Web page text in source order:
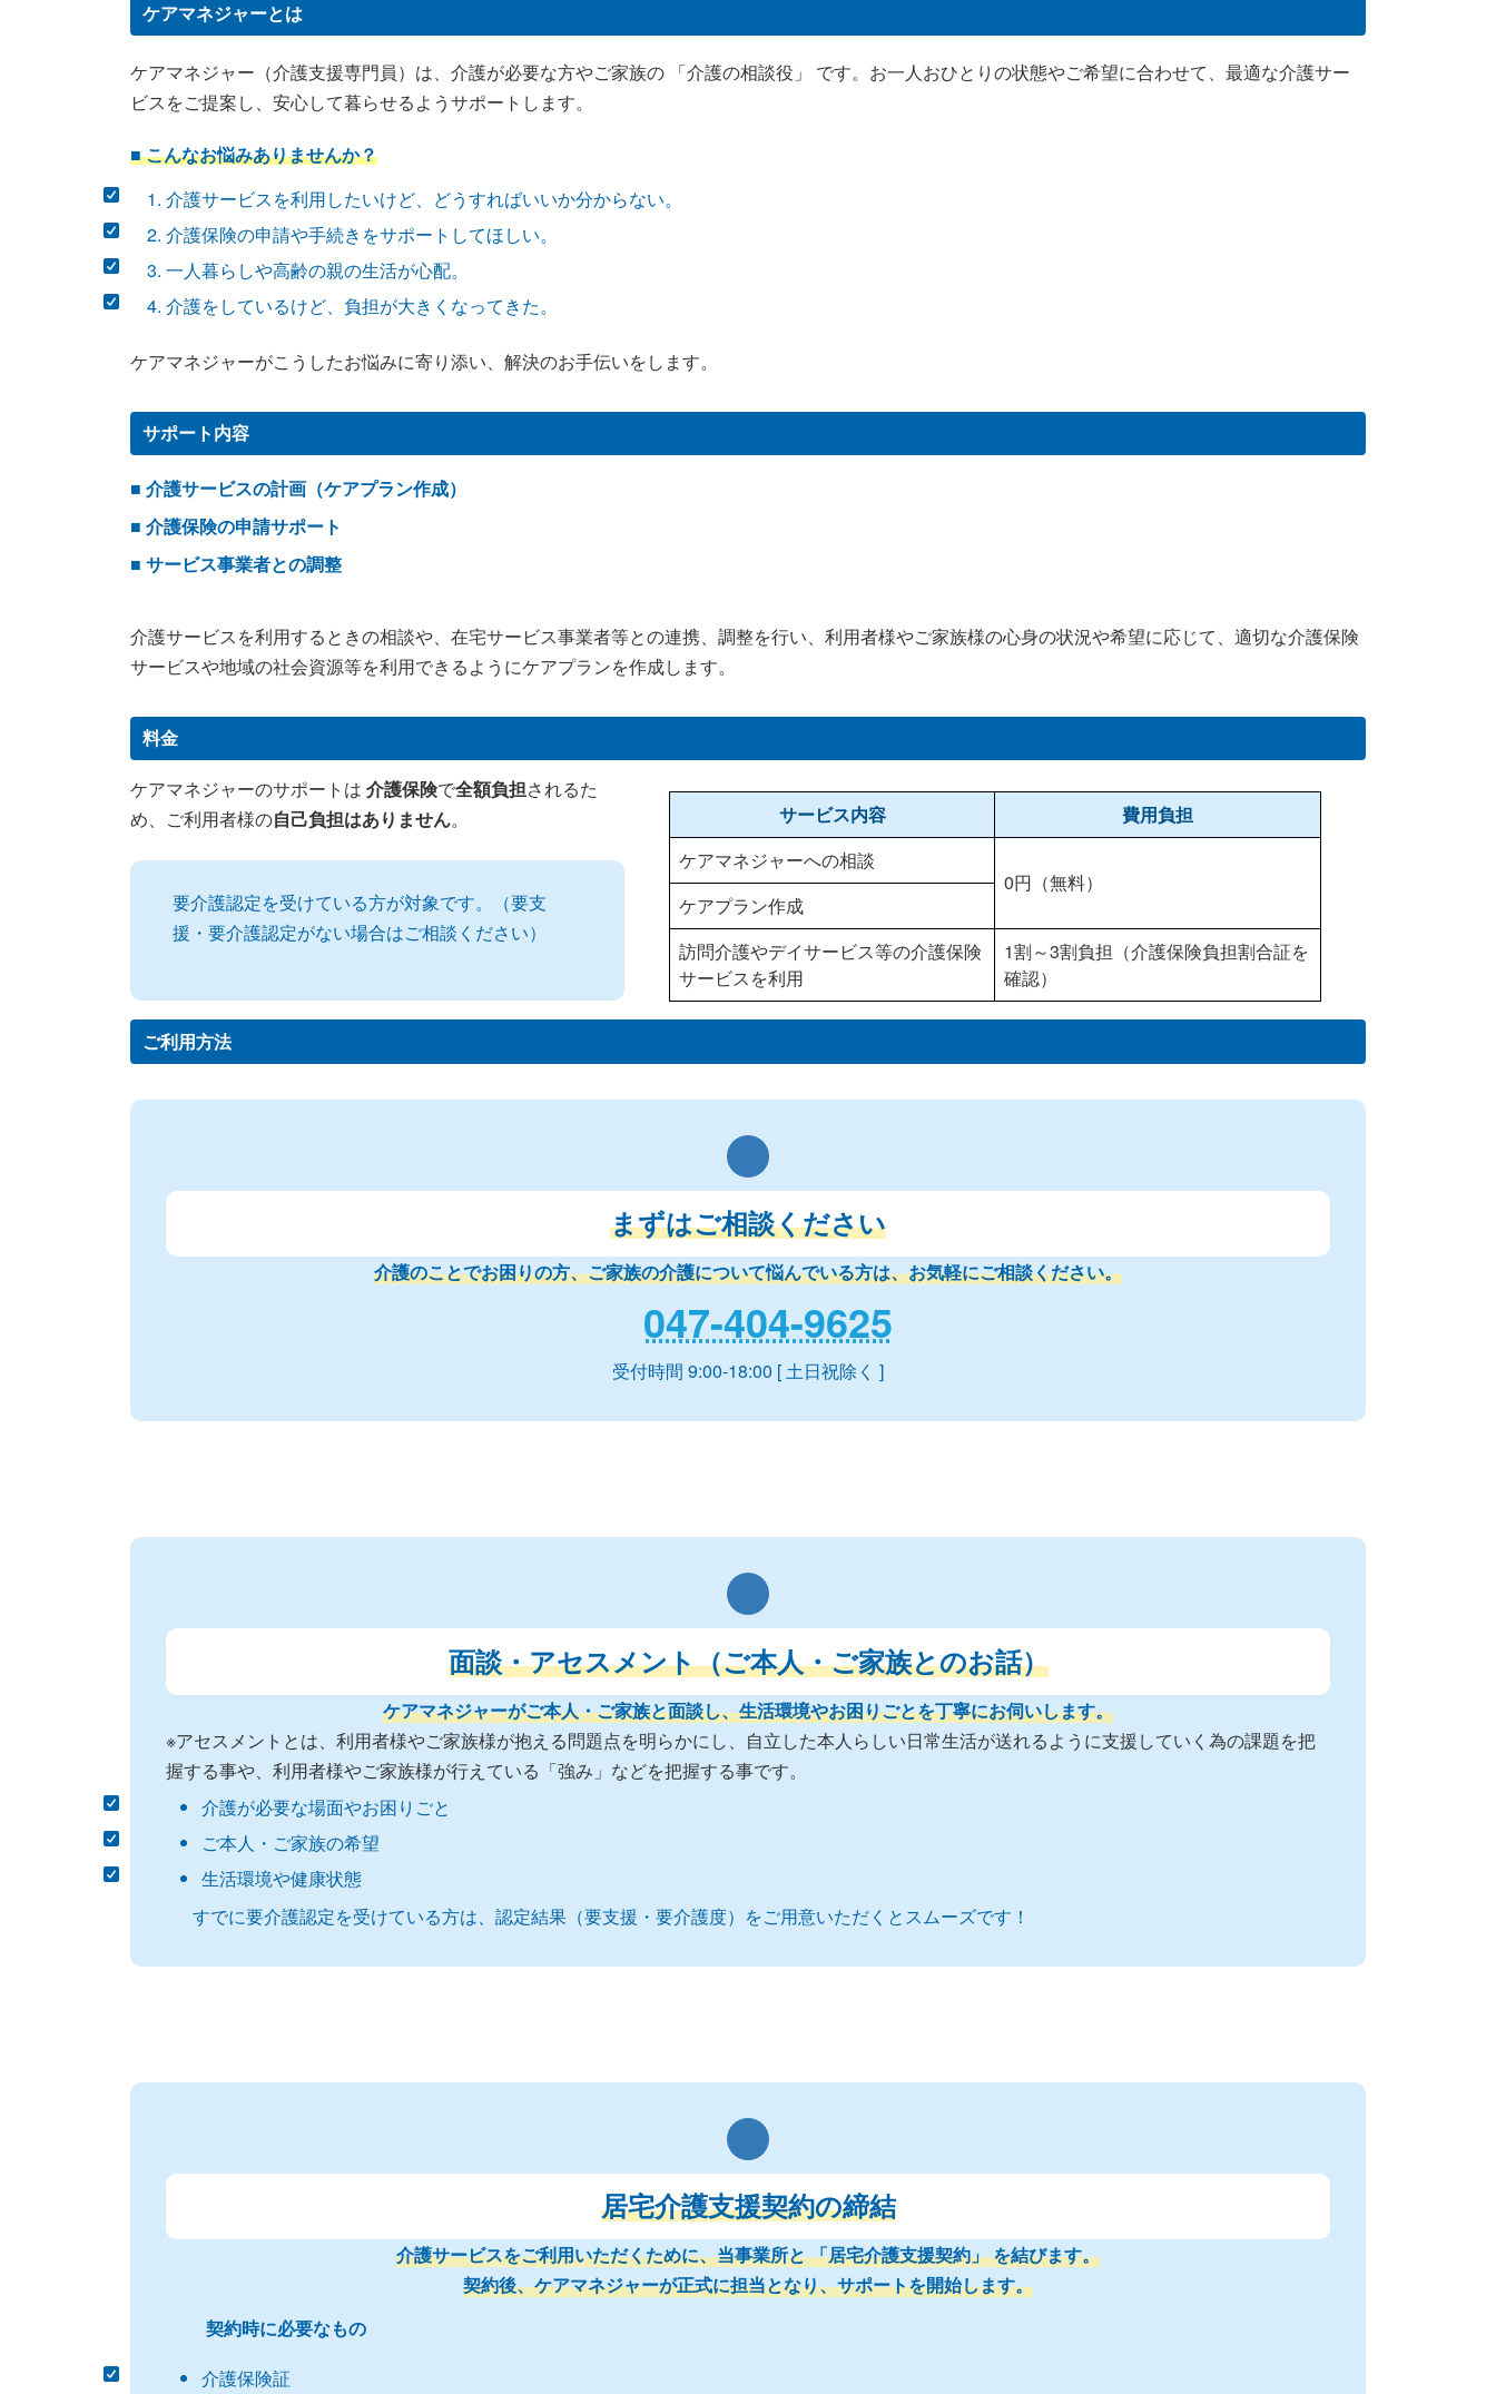
ケアマネジャーとは
ケアマネジャー（介護支援専門員）は、介護が必要な方やご家族の 「介護の相談役」 です。お一人おひとりの状態やご希望に合わせて、最適な介護サー
ビスをご提案し、安心して暮らせるようサポートします。
■ こんなお悩みありませんか？
介護サービスを利用したいけど、どうすればいいか分からない。
介護保険の申請や手続きをサポートしてほしい。
一人暮らしや高齢の親の生活が心配。
介護をしているけど、負担が大きくなってきた。
ケアマネジャーがこうしたお悩みに寄り添い、解決のお手伝いをします。
サポート内容
■ 介護サービスの計画（ケアプラン作成）
■ 介護保険の申請サポート
■ サービス事業者との調整
介護サービスを利用するときの相談や、在宅サービス事業者等との連携、調整を行い、利用者様やご家族様の心身の状況や希望に応じて、適切な介護保険
サービスや地域の社会資源等を利用できるようにケアプランを作成します。
料金
ケアマネジャーのサポートは 介護保険で全額負担されるた
め、ご利用者様の自己負担はありません。
要介護認定を受けている方が対象です。（要支
援・要介護認定がない場合はご相談ください）
サービス内容
費用負担
ケアマネジャーへの相談
0円（無料）
ケアプラン作成
訪問介護やデイサービス等の介護保険
サービスを利用
1割～3割負担（介護保険負担割合証を
確認）
ご利用方法
まずはご相談ください
介護のことでお困りの方、ご家族の介護について悩んでいる方は、お気軽にご相談ください。
047-404-9625
受付時間 9:00-18:00 [ 土日祝除く ]
面談・アセスメント（ご本人・ご家族とのお話）
ケアマネジャーがご本人・ご家族と面談し、生活環境やお困りごとを丁寧にお伺いします。
※アセスメントとは、利用者様やご家族様が抱える問題点を明らかにし、自立した本人らしい日常生活が送れるように支援していく為の課題を把
握する事や、利用者様やご家族様が行えている「強み」などを把握する事です。
介護が必要な場面やお困りごと
ご本人・ご家族の希望
生活環境や健康状態
すでに要介護認定を受けている方は、認定結果（要支援・要介護度）をご用意いただくとスムーズです！
居宅介護支援契約の締結
介護サービスをご利用いただくために、当事業所と 「居宅介護支援契約」 を結びます。
契約後、ケアマネジャーが正式に担当となり、サポートを開始します。
契約時に必要なもの
介護保険証